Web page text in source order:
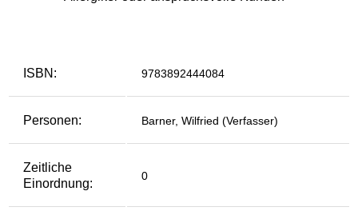
ISBN: 9783892444084
Personen: Barner, Wilfried (Verfasser)
Zeitliche
Einordnung:
0